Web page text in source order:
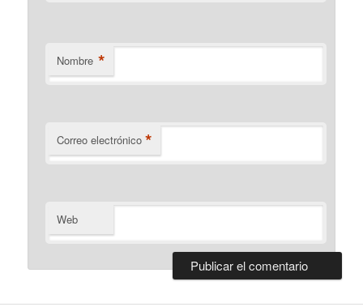
Nombre *
Correo electrónico *
Web